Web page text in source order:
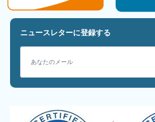
ニュースレターに登録する